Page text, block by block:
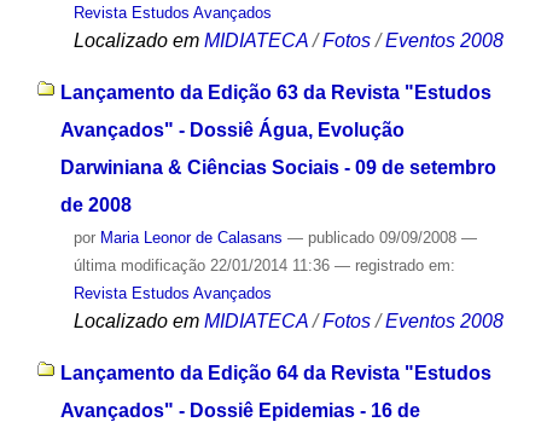
Revista Estudos Avançados
Localizado em MIDIATECA /Fotos /Eventos 2008
Lançamento da Edição 63 da Revista "Estudos
Avançados" - Dossiê Água, Evolução
Darwiniana & Ciências Sociais - 09 de setembro
de 2008
por Maria Leonor de Calasans — publicado09/09/2008 —
última modificação22/01/2014 11:36 — registrado em:
Revista Estudos Avançados
Localizado em MIDIATECA /Fotos /Eventos 2008
Lançamento da Edição 64 da Revista "Estudos
Avançados" - Dossiê Epidemias - 16 de